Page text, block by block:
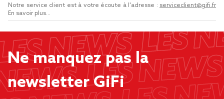
Notre service client est à votre écoute à l'adresse : serviceclient@gifi.fr
En savoir plus...
Ne manquez pas la
newsletter GiFi